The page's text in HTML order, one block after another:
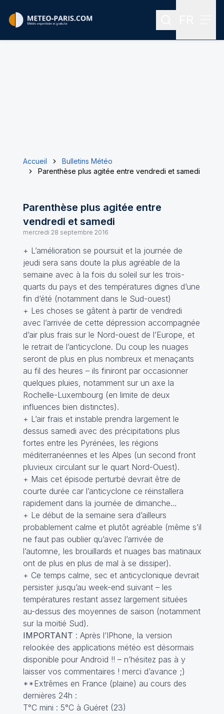
Rechercher
Accueil
Bulletins Météo
Parenthèse plus agitée entre vendredi et samedi
Parenthèse plus agitée entre
vendredi et samedi
mercredi 28 septembre 2016
+ L’amélioration se poursuit et la journée de
jeudi sera sans doute la plus agréable de la
semaine avec à la fois du soleil sur les trois-
quarts du pays et des températures dignes d’une
fin d‘été (notamment dans le Sud-ouest)
+ Les choses se gâtent à partir de vendredi
avec l’arrivée de cette dépression accompagnée
d’air plus frais sur le Nord-ouest de l’Europe, et
le retrait de l’anticyclone. Du coup les nuages
seront de plus en plus nombreux et menaçants
au fil des heures – ils finiront par occasionner
quelques pluies, notamment sur un axe la
Rochelle-Luxembourg (en limite de deux
influences bien distinctes).
+ L’air frais et instable prendra largement le
dessus samedi avec des précipitations plus
fortes entre les Pyrénées, les régions
méditerranéennes et les Alpes (un second front
pluvieux circulant sur le quart Nord-Ouest).
+ Mais cet épisode perturbé devrait être de
courte durée car l’anticyclone ce réinstallera
rapidement dans la journée de dimanche…
+ Le début de la semaine sera d’ailleurs
probablement calme et plutôt agréable (même s’il
ne faut pas oublier qu’avec l’arrivée de
l’automne, les brouillards et nuages bas matinaux
ont de plus en plus de mal à se dissiper).
+ Ce temps calme, sec et anticyclonique devrait
persister jusqu’au week-end suivant – les
températures restant assez largement situées
au-dessus des moyennes de saison (notamment
sur la moitié Sud).
IMPORTANT : Après l’IPhone, la version
relookée des applications météo est désormais
disponible pour Androïd !! – n’hésitez pas à y
laisser vos commentaires ! merci d’avance ;)
**Extrêmes en France (plaine) au cours des
dernières 24h :
T°C mini : 5°C à Guéret (23)